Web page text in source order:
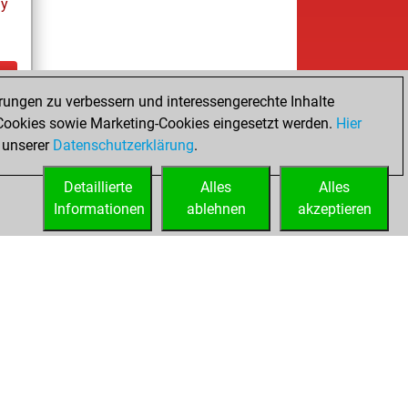
zu verbessern und interessengerechte Inhalte
sowie Marketing-Cookies eingesetzt werden. Hier
Datenschutzerklärung.
Alles
akzeptieren
Alles
ablehnen
Detaillierte
Informationen